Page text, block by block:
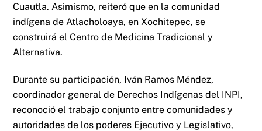
Cuautla. Asimismo, reiteró que en la comunidad
indígena de Atlacholoaya, en Xochitepec, se
construirá el Centro de Medicina Tradicional y
Alternativa.
Durante su participación, Iván Ramos Méndez,
coordinador general de Derechos Indígenas del INPI,
reconoció el trabajo conjunto entre comunidades y
autoridades de los poderes Ejecutivo y Legislativo,